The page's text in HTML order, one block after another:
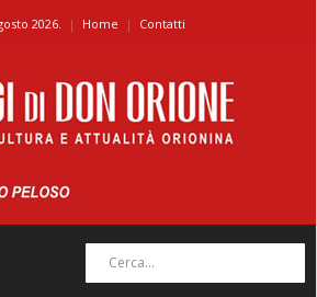
2026. Home Contatti